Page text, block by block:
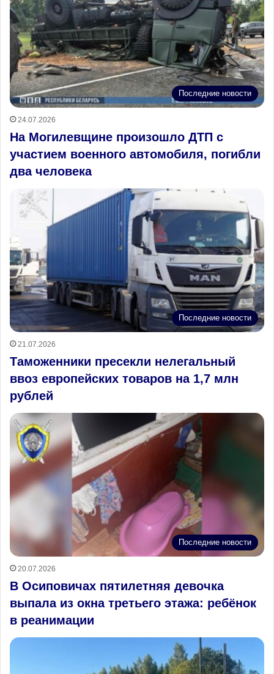
Последние новости
24.07.2026
На Могилевщине произошло ДТП с
участием военного автомобиля, погибли
два человека
Последние новости
21.07.2026
Таможенники пресекли нелегальный
ввоз европейских товаров на 1,7 млн
рублей
Последние новости
20.07.2026
В Осиповичах пятилетняя девочка
выпала из окна третьего этажа: ребёнок
в реанимации